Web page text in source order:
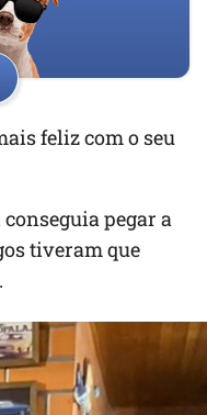
feliz com o seu
pegar a
tiveram que